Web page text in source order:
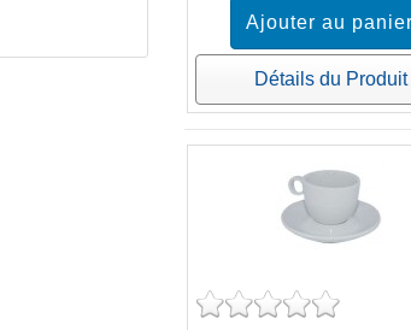
Détails du Produit